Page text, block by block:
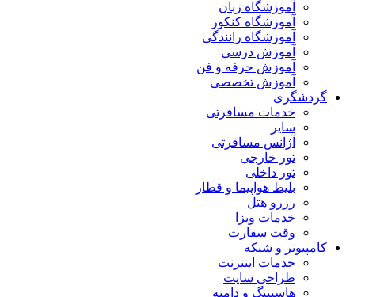
آموزشگاه زبان
آموزشگاه کنکور
آموزشگاه رانندگی
آموزش درسی
آموزش حرفه و فن
آموزش تخصصی
گردشگری
خدمات مسافرتی
سایر
آژانس مسافرتی
تور خارجی
تور داخلی
بلیط هواپیما و قطار
رزرو هتل
خدمات ویزا
وقت سفارت
کامپیوتر و شبکه
خدمات اینترنت
طراحی سایت
هاستینگ و دامنه